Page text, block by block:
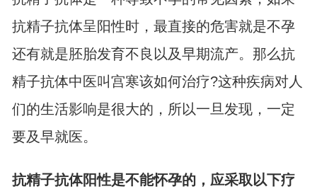
抗精子抗体呈阳性时，最直接的危害就是不孕
还有就是胚胎发育不良以及早期流产。那么抗
精子抗体中医叫宫寒该如何治疗?这种疾病对人
们的生活影响是很大的，所以一旦发现，一定
要及早就医。
抗精子抗体阳性是不能怀孕的，应采取以下疗